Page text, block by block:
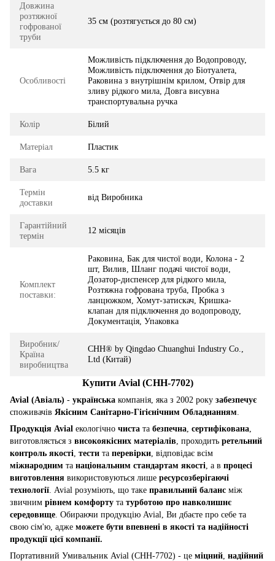
Довжина
розтяжної
гофрованої
труби
35 см (розтягується до 80 см)
Особливості
Можливість підключення до Водопроводу,
Можливість підключення до Біотуалета,
Раковина з внутрішнім крилом, Отвір для
зливу рідкого мила, Довга висувна
транспортувальна ручка
Колір Білий
Матеріал Пластик
Вага 5.5 кг
Термін
доставки
від Виробника
Гарантійний
термін
12 місяців
Комплект
поставки:
Раковина, Бак для чистої води, Колона - 2
шт, Вилив, Шланг подачі чистої води,
Дозатор-диспенсер для рідкого мила,
Розтяжна гофрована труба, Пробка з
ланцюжком, Хомут-затискач, Кришка-
клапан для підключення до водопроводу,
Документація, Упаковка
Виробник/
Країна
виробництва
CHH® by Qingdao Chuanghui Industry Co.,
Ltd (Китай)
Купити Avial (CHH-7702)
Avial (Авіаль) - українська компанія, яка з 2002 року забезпечує
споживачів Якісним Санітарно-Гігієнічним Обладнанням
Продукція Avial екологічно чиста та безпечна сертифікована
виготовляється з високоякісних матеріалів , проходить ретельний
контроль якості тести та перевірки , відповідає всім
міжнародним та національним стандартам якості , а в процесі
виготовлення використовуються лише ресурсозберігаючі
технології . Avial розуміють, що таке правильний баланс між
звичним рівнем комфорту та турботою про навколишнє
середовище . Обираючи продукцію Avial, Ви дбаєте про себе та
свою сім'ю, адже можете бути впевнені в якості та надійності
продукції цієї компанії.
Портативний Умивальник Avial (CHH-7702) - це міцний надійний